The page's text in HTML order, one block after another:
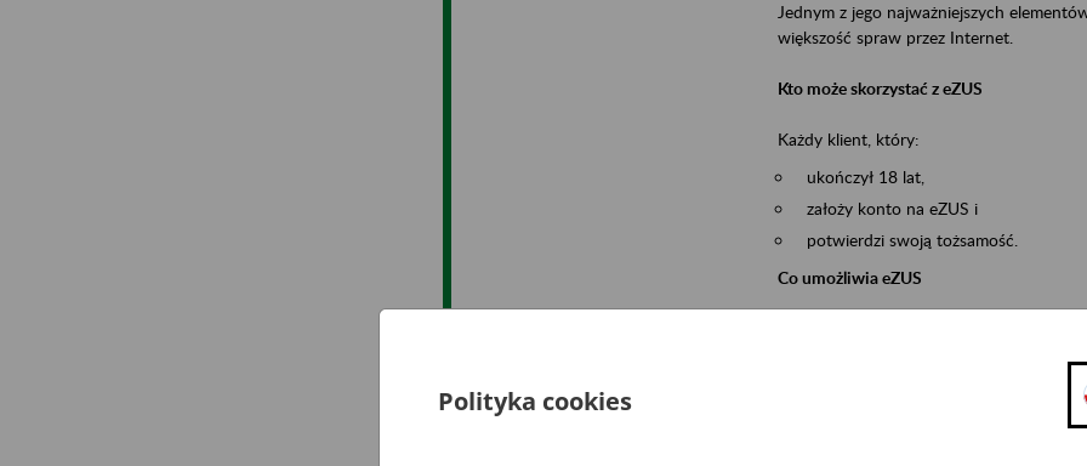
Jednym z jego najważniejszych
większość spraw przez Internet.
Kto może skorzystać z eZUS
Każdy klient, który:
ukończył 18 lat,
założy konto na eZUS i
potwierdzi swoją tożsamość.
Co umożliwia eZUS
wgląd do danych zgromadzonych w
składanie wniosków i otrzymywanie
zadawanie pytań i otrzymywanie
Polityka cookies